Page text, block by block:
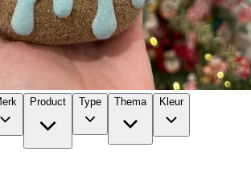
Product Type Thema Kleur